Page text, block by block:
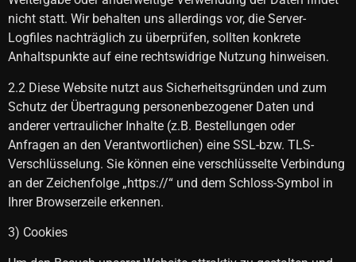
nicht statt. Wir behalten uns allerdings vor, die Server-
Logfiles nachträglich zu überprüfen, sollten konkrete
Anhaltspunkte auf eine rechtswidrige Nutzung hinweisen.
2.2 Diese Website nutzt aus Sicherheitsgründen und zum
Schutz der Übertragung personenbezogener Daten und
anderer vertraulicher Inhalte (z.B. Bestellungen oder
Anfragen an den Verantwortlichen) eine SSL-bzw. TLS-
Verschlüsselung. Sie können eine verschlüsselte Verbindung
an der Zeichenfolge „https://“ und dem Schloss-Symbol in
Ihrer Browserzeile erkennen.
3) Cookies